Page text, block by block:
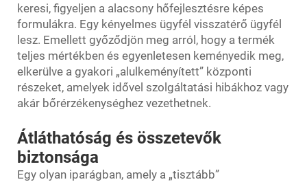
keresi, figyeljen a alacsony hőfejlesztésre képes
formulákra. Egy kényelmes ügyfél visszatérő ügyfél
lesz. Emellett győződjön meg arról, hogy a termék
teljes mértékben és egyenletesen keményedik meg,
elkerülve a gyakori „alulkeményített” központi
részeket, amelyek idővel szolgáltatási hibákhoz vagy
akár bőrérzékenységhez vezethetnek.
Átláthatóság és összetevők
biztonsága
Egy olyan iparágban, amely a „tisztább”